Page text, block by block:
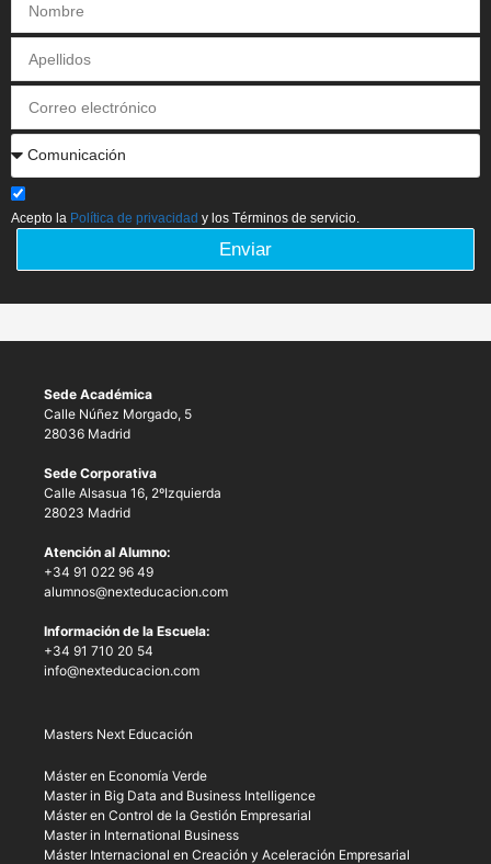
Acepto la Política de privacidad y los Términos de servicio.
Enviar
Sede Académica
Calle Núñez Morgado, 5
28036 Madrid
Sede Corporativa
Calle Alsasua 16, 2ºIzquierda
28023 Madrid
Atención al Alumno:
+34 91 022 96 49
alumnos@nexteducacion.com
Información de la Escuela:
+34 91 710 20 54
info@nexteducacion.com
Masters Next Educación
Máster en Economía Verde
Master in Big Data and Business Intelligence
Máster en Control de la Gestión Empresarial
Master in International Business
Máster Internacional en Creación y Aceleración Empresarial